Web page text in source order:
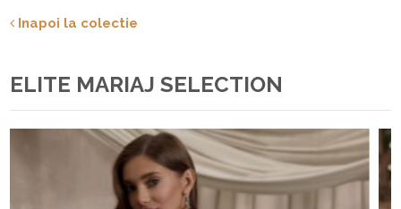
Inapoi la colectie
ELITE MARIAJ SELECTION